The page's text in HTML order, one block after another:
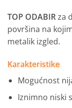
TOP ODABIRza
površina na
metalik izgled.
Karakteristike
Mogućnost
Iznimno niski